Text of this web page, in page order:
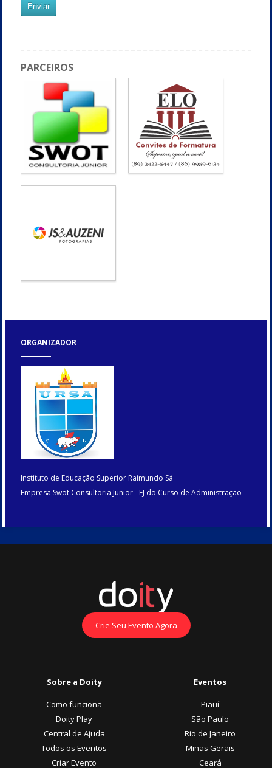
PARCEIROS
ORGANIZADOR
Instituto de Educação Superior Raimundo Sá
Empresa Swot Consultoria Junior - EJ do Curso de Administração
Crie Seu Evento Agora
Sobre a Doity
Como funciona
Doity Play
Central de Ajuda
Todos os Eventos
Criar Evento
Eventos
Piauí
São Paulo
Rio de Janeiro
Minas Gerais
Ceará